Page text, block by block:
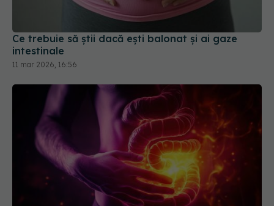
Ce se întâmplă în stomac atunci când acidul
gastric este prea puternic sau prea slab